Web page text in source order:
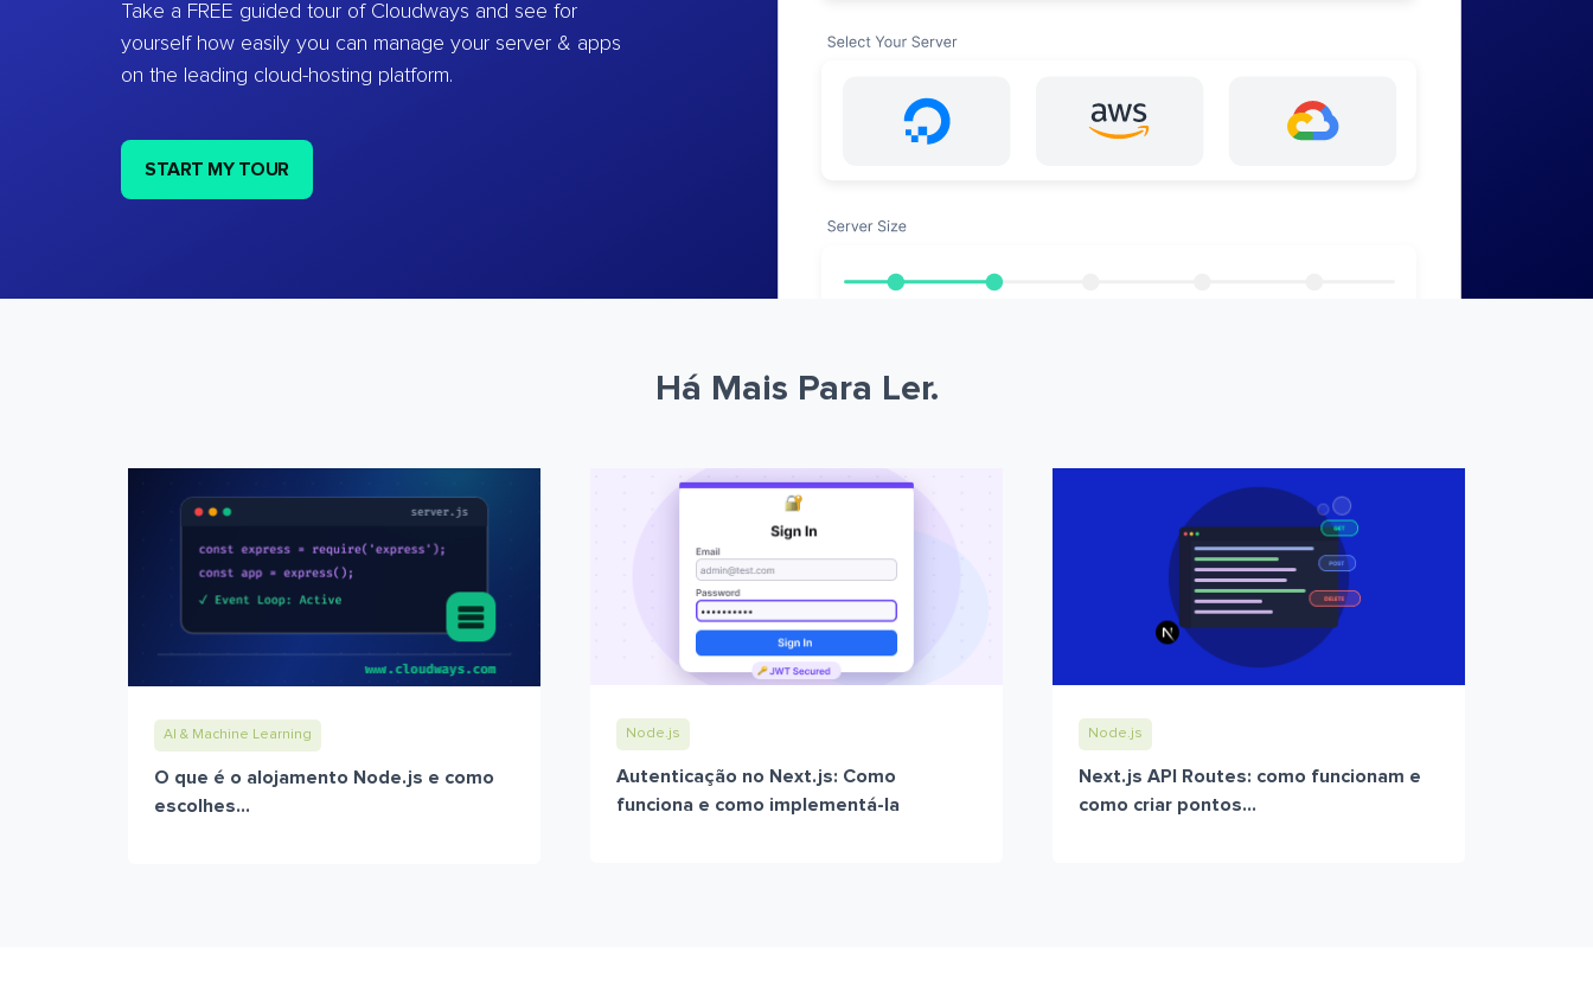
Take a FREE guided tour of Cloudways and see for
yourself how easily you can manage your server & apps
on the leading cloud-hosting platform.
START MY TOUR
Há Mais Para Ler.
AI & Machine Learning
O que é o alojamento Node.js e como
escolhes...
Node.js
Autenticação no Next.js: Como
funciona e como implementá-la
Node.js
Next.js API Routes: como funcionam e
como criar pontos...